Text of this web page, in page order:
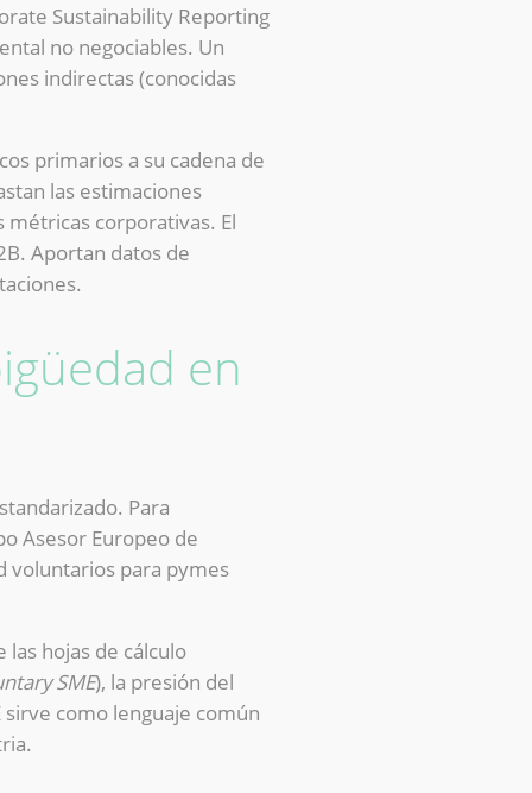
Sustainability Reporting
no negociables. Un
indirectas (conocidas
primarios a su cadena de
las estimaciones
corporativas. El
Aportan datos de
en
Para
Asesor Europeo de
voluntarios para pymes
hojas de cálculo
SME), la presión del
como lenguaje común